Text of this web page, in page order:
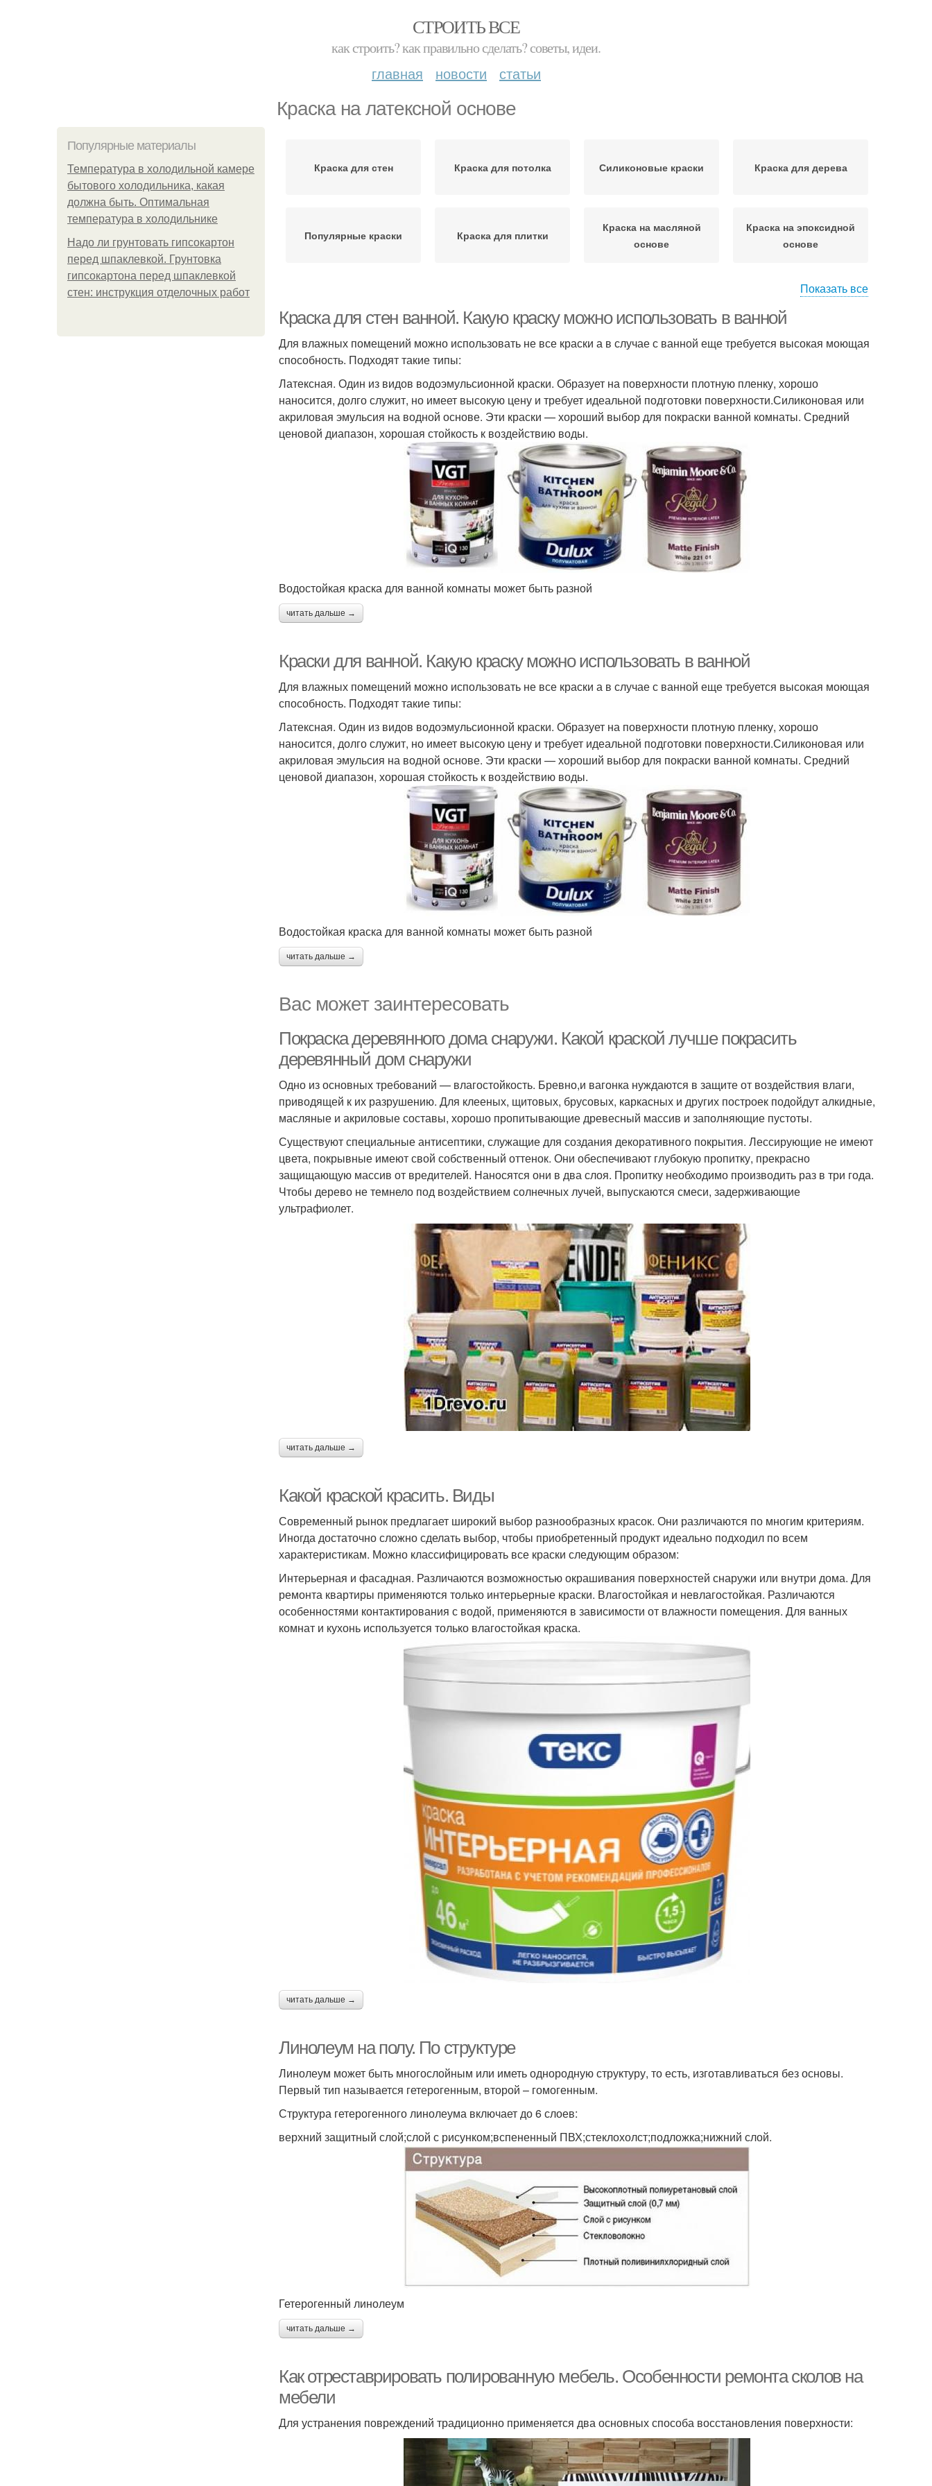
СТРОИТЬ ВСЕ
как строить? как правильно сделать? советы, идеи.
главная новости статьи
Краска на латексной основе
Популярные материалы
Температура в холодильной камере
бытового холодильника, какая
должна быть. Оптимальная
температура в холодильнике
Надо ли грунтовать гипсокартон
перед шпаклевкой. Грунтовка
гипсокартона перед шпаклевкой
стен: инструкция отделочных работ
Краска для стен Краска для потолка Силиконовые краски Краска для дерева
Популярные краски Краска для плитки
Краска на масляной
основе
Краска на эпоксидной
основе
комнаты
краска
Показать все
Краска для стен ванной. Какую краску можно использовать в ванной
Для влажных помещений можно использовать не все краски а в случае с ванной еще требуется высокая моющая
способность. Подходят такие типы:
Латексная. Один из видов водоэмульсионной краски. Образует на поверхности плотную пленку, хорошо
наносится, долго служит, но имеет высокую цену и требует идеальной подготовки поверхности.Силиконовая или
акриловая эмульсия на водной основе. Эти краски — хороший выбор для покраски ванной комнаты. Средний
ценовой диапазон, хорошая стойкость к воздействию воды.
Водостойкая краска для ванной комнаты может быть разной
читать дальше →
Краски для ванной. Какую краску можно использовать в ванной
Для влажных помещений можно использовать не все краски а в случае с ванной еще требуется высокая моющая
способность. Подходят такие типы:
Латексная. Один из видов водоэмульсионной краски. Образует на поверхности плотную пленку, хорошо
наносится, долго служит, но имеет высокую цену и требует идеальной подготовки поверхности.Силиконовая или
акриловая эмульсия на водной основе. Эти краски — хороший выбор для покраски ванной комнаты. Средний
ценовой диапазон, хорошая стойкость к воздействию воды.
Водостойкая краска для ванной комнаты может быть разной
читать дальше →
Вас может заинтересовать
Покраска деревянного дома снаружи. Какой краской лучше покрасить
деревянный дом снаружи
Одно из основных требований — влагостойкость. Бревно,и вагонка нуждаются в защите от воздействия влаги,
приводящей к их разрушению. Для клееных, щитовых, брусовых, каркасных и других построек подойдут алкидные,
масляные и акриловые составы, хорошо пропитывающие древесный массив и заполняющие пустоты.
Существуют специальные антисептики, служащие для создания декоративного покрытия. Лессирующие не имеют
цвета, покрывные имеют свой собственный оттенок. Они обеспечивают глубокую пропитку, прекрасно
защищающую массив от вредителей. Наносятся они в два слоя. Пропитку необходимо производить раз в три года.
Чтобы дерево не темнело под воздействием солнечных лучей, выпускаются смеси, задерживающие
ультрафиолет.
читать дальше →
Какой краской красить. Виды
Современный рынок предлагает широкий выбор разнообразных красок. Они различаются по многим критериям.
Иногда достаточно сложно сделать выбор, чтобы приобретенный продукт идеально подходил по всем
характеристикам. Можно классифицировать все краски следующим образом:
Интерьерная и фасадная. Различаются возможностью окрашивания поверхностей снаружи или внутри дома. Для
ремонта квартиры применяются только интерьерные краски. Влагостойкая и невлагостойкая. Различаются
особенностями контактирования с водой, применяются в зависимости от влажности помещения. Для ванных
комнат и кухонь используется только влагостойкая краска.
читать дальше →
Линолеум на полу. По структуре
Линолеум может быть многослойным или иметь однородную структуру, то есть, изготавливаться без основы.
Первый тип называется гетерогенным, второй – гомогенным.
Структура гетерогенного линолеума включает до 6 слоев:
верхний защитный слой;слой с рисунком;вспененный ПВХ;стеклохолст;подложка;нижний слой.
Гетерогенный линолеум
читать дальше →
Как отреставрировать полированную мебель. Особенности ремонта сколов на
мебели
Для устранения повреждений традиционно применяется два основных способа восстановления поверхности: